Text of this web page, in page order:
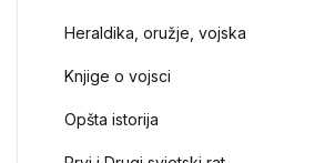
Heraldika, oružje, vojska
Knjige o vojsci
Opšta istorija